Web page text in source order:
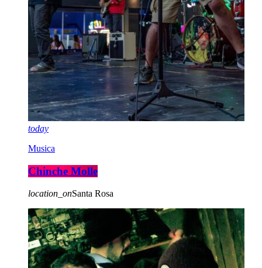
today
Musica
Chinche Molle
location_onSanta Rosa